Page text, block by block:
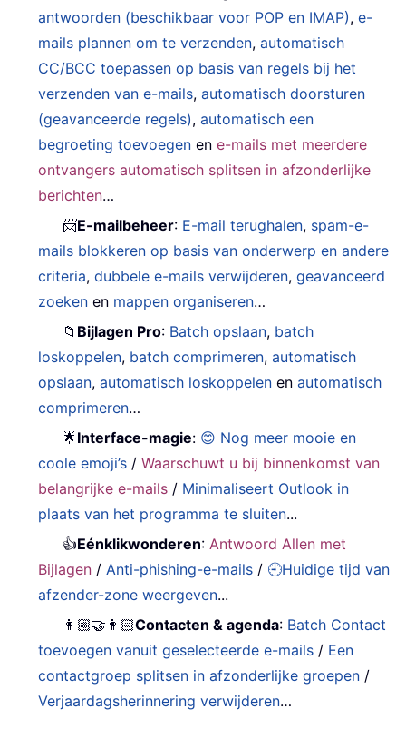
antwoorden (beschikbaar voor POP en IMAP),e-
mails plannen om te verzenden,automatisch
CC/BCC toepassen op basis van regels bij het
verzenden van e-mails,automatisch doorsturen
(geavanceerde regels),automatisch een
begroeting toevoegen ene-mails met meerdere
ontvangers automatisch splitsen in afzonderlijke
berichten…
📨E-mailbeheer: E-mail terughalen, spam-e-
mails blokkeren op basis van onderwerp en andere
criteria,dubbele e-mails verwijderen,geavanceerd
zoeken en mappen organiseren…
📁 Bijlagen Pro: Batch opslaan, batch
loskoppelen, batch comprimeren,automatisch
opslaan,automatisch loskoppelen enautomatisch
comprimeren…
🌟Interface-magie: 😊 Nog meer mooie en
coole emoji’s /Waarschuwt u bij binnenkomst van
belangrijke e-mails / Minimaliseert Outlook in
plaats van het programma te sluiten...
👍Eénklikwonderen: Antwoord Allen met
Bijlagen / Anti-phishing-e-mails / 🕘Huidige tijd van
afzender-zone weergeven...
👩🏼‍🤝‍👩🏻Contacten & agenda: Batch Contact
toevoegen vanuit geselecteerde e-mails / Een
contactgroep splitsen in afzonderlijke groepen /
Verjaardagsherinnering verwijderen…